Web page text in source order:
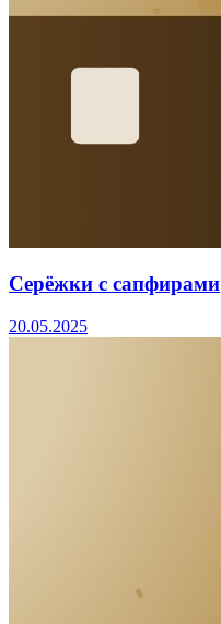
Серёжки с сапфирами
20.05.2025